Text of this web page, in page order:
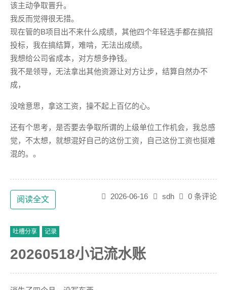
该主动争取晋升。
我反而觉得很无措。
现在管的B项目出不来什么成绩，其他四个年轻选手都在搞招
投标，我在搞结算，难啃，无法出成绩。
我想给公司省成本，对方想多挣钱。
我不是领导，无法拿出其他资源让对方让步，结算自然办不
成，
没啥意思，拿这工资，操不起上百亿的心。
还有个思考，是否要去争取所谓的上级单位工作机会，我总感
觉，不太想，就想混好自己的这份工资，自己这份工资也挺难
混的。。
阅读全文 2026-06-16 sdh 0 条评论
吐槽分享 记录
20260518小记流水账